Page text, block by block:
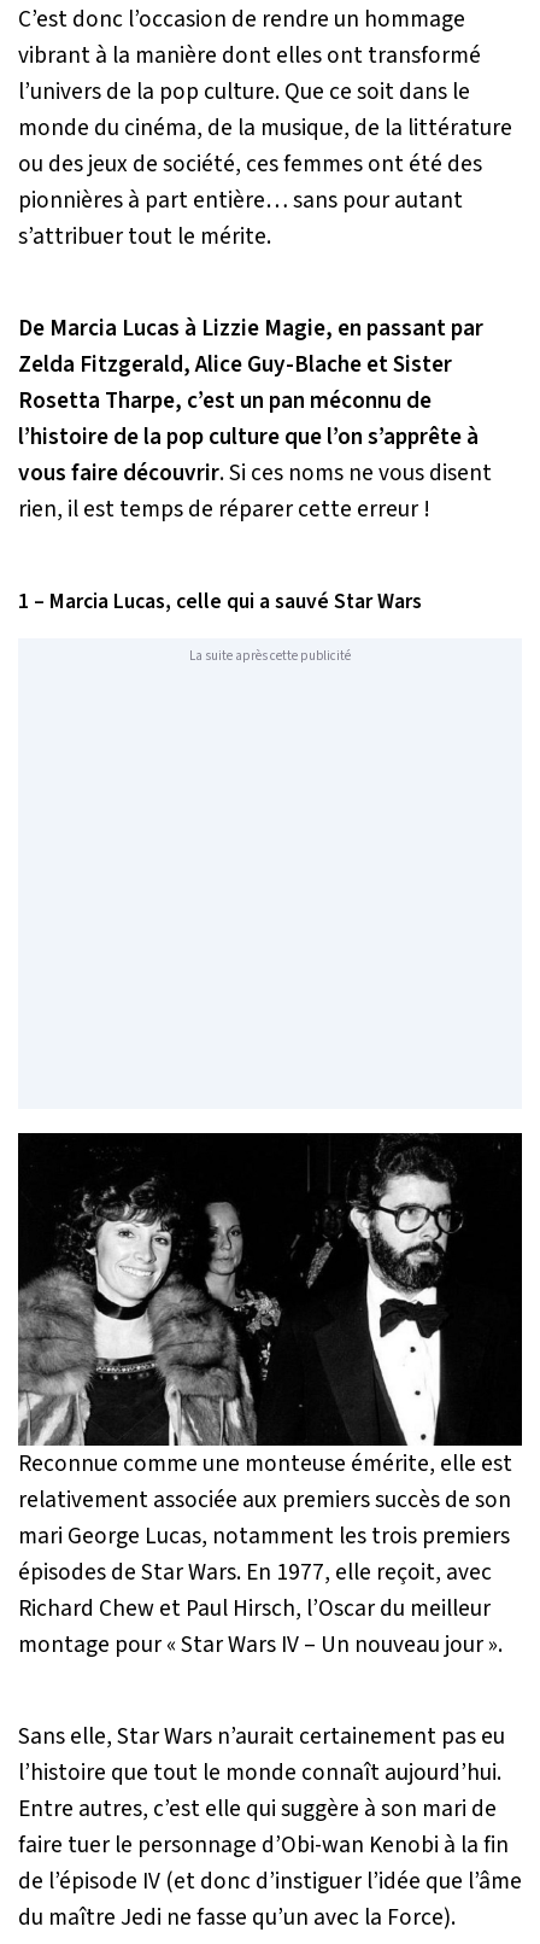
C’est donc l’occasion de rendre un hommage
vibrant à la manière dont elles ont transformé
l’univers de la pop culture. Que ce soit dans le
monde du cinéma, de la musique, de la littérature
ou des jeux de société, ces femmes ont été des
pionnières à part entière… sans pour autant
s’attribuer tout le mérite.
De Marcia Lucas à Lizzie Magie, en passant par
Zelda Fitzgerald, Alice Guy-Blache et Sister
Rosetta Tharpe, c’est un pan méconnu de
l’histoire de la pop culture que l’on s’apprête à
vous faire découvrir. Si ces noms ne vous disent
rien, il est temps de réparer cette erreur !
1 – Marcia Lucas, celle qui a sauvé Star Wars
La suite après cette publicité
Reconnue comme une monteuse émérite, elle est
relativement associée aux premiers succès de son
mari George Lucas, notamment les trois premiers
épisodes de Star Wars. En 1977, elle reçoit, avec
Richard Chew et Paul Hirsch, l’Oscar du meilleur
montage pour « Star Wars IV – Un nouveau jour ».
Sans elle, Star Wars n’aurait certainement pas eu
l’histoire que tout le monde connaît aujourd’hui.
Entre autres, c’est elle qui suggère à son mari de
faire tuer le personnage d’Obi-wan Kenobi à la fin
de l’épisode IV (et donc d’instiguer l’idée que l’âme
du maître Jedi ne fasse qu’un avec la Force).